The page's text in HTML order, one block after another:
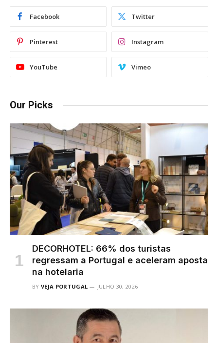
Facebook Twitter
Pinterest Instagram
YouTube Vimeo
Our Picks
DECORHOTEL: 66% dos turistas
regressam a Portugal e aceleram aposta
na hotelaria
BY VEJA PORTUGAL JULHO 30, 2026